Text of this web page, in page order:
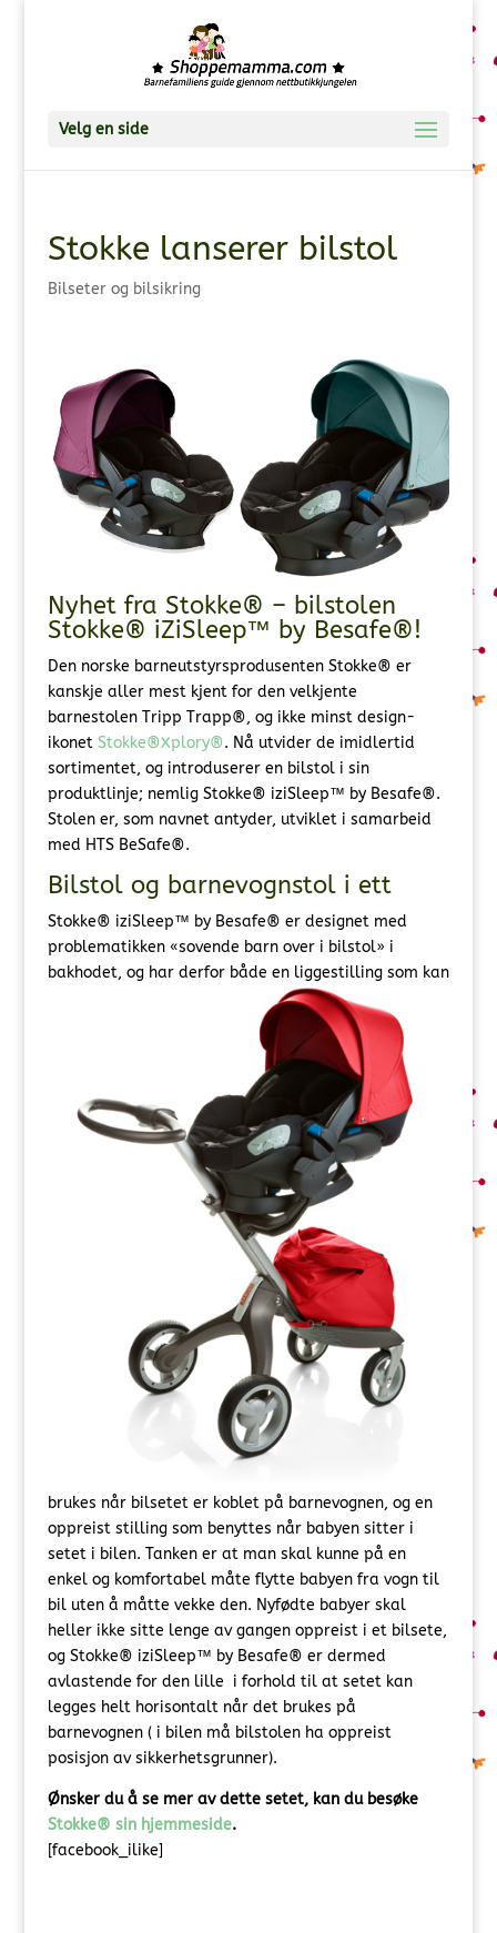
Velg en side
Stokke lanserer bilstol
Bilseter og bilsikring
Nyhet fra Stokke® – bilstolen
Stokke® iZiSleep™ by Besafe®!
Den norske barneutstyrsprodusenten Stokke® er
kanskje aller mest kjent for den velkjente
barnestolen Tripp Trapp®, og ikke minst design-
ikonet Stokke®Xplory®. Nå utvider de imidlertid
sortimentet, og introduserer en bilstol i sin
produktlinje; nemlig Stokke® iziSleep™ by Besafe®.
Stolen er, som navnet antyder, utviklet i samarbeid
med HTS BeSafe®.
Bilstol og barnevognstol i ett
Stokke® iziSleep™ by Besafe® er designet med
problematikken «sovende barn over i bilstol» i
bakhodet, og har derfor både en liggestilling som kan
brukes når bilsetet er koblet på barnevognen, og en
oppreist stilling som benyttes når babyen sitter i
setet i bilen. Tanken er at man skal kunne på en
enkel og komfortabel måte flytte babyen fra vogn til
bil uten å måtte vekke den. Nyfødte babyer skal
heller ikke sitte lenge av gangen oppreist i et bilsete,
og Stokke® iziSleep™ by Besafe® er dermed
avlastende for den lille i forhold til at setet kan
legges helt horisontalt når det brukes på
barnevognen ( i bilen må bilstolen ha oppreist
posisjon av sikkerhetsgrunner).
Ønsker du å se mer av dette setet, kan du besøke
Stokke® sin hjemmeside.
[facebook_ilike]